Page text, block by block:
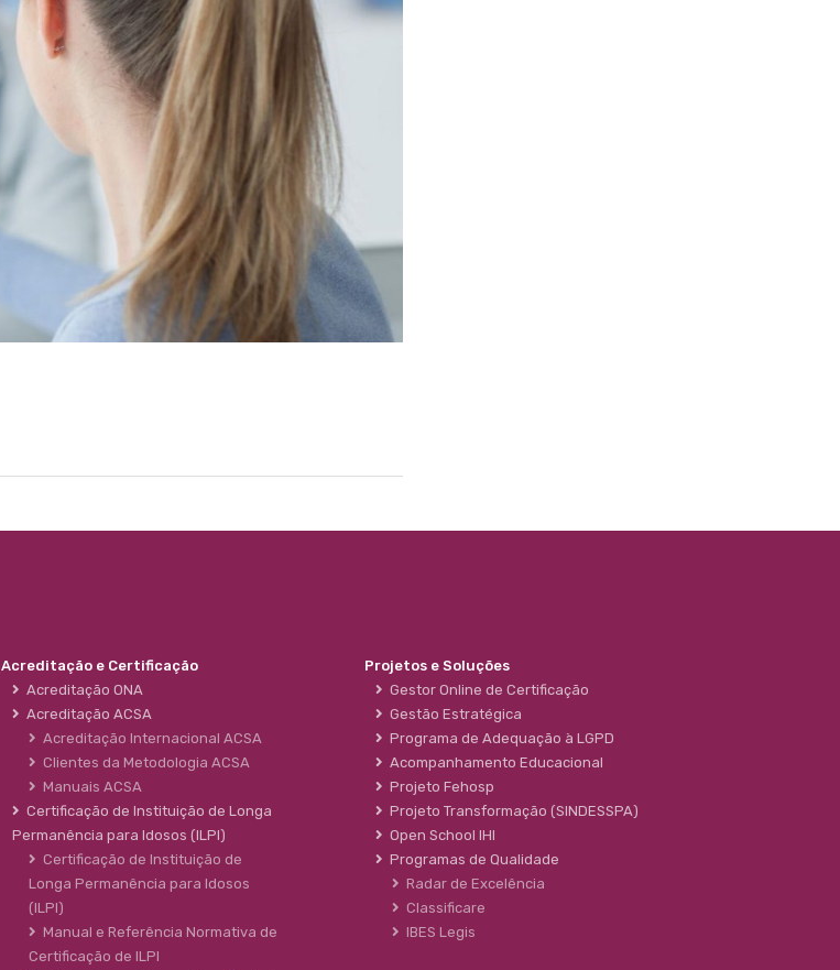
Acreditação e Certificação
Acreditação ONA
Acreditação ACSA
Acreditação Internacional ACSA
Clientes da Metodologia ACSA
Manuais ACSA
Certificação de Instituição de Longa
Permanência para Idosos (ILPI)
Certificação de Instituição de
Longa Permanência para Idosos
(ILPI)
Manual e Referência Normativa de
Certificação de ILPI
Projetos e Soluções
Gestor Online de Certificação
Gestão Estratégica
Programa de Adequação à LGPD
Acompanhamento Educacional
Projeto Fehosp
Projeto Transformação (SINDESSPA)
Open School IHI
Programas de Qualidade
Radar de Excelência
Classificare
IBES Legis